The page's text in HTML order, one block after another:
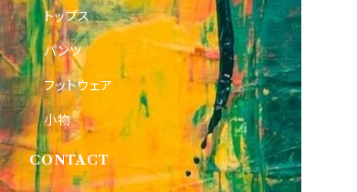
トップス
パンツ
フットウェア
小物
CONTACT